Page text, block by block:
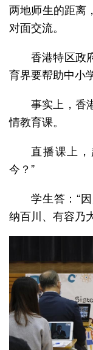
两地师生的距离
对面交流。
香港特区政
育界要帮助中小
事实上，香
情教育课。
直播课上
今？”
学生答：“
纳百川、有容乃